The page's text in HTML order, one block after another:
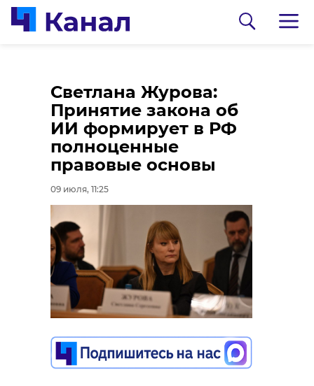
Светлана Журова:
Принятие закона об
ИИ формирует в РФ
полноценные
правовые основы
09 июля, 11:25
Сергей Перминов
поздравил верующих
с Днем Тихвинской
иконы Божией
Матери
09 июля, 11:05
Тихвин отметил 643-
ю годовщину
явления
чудотворной иконы
Божией Матери
09 июля, 11:00